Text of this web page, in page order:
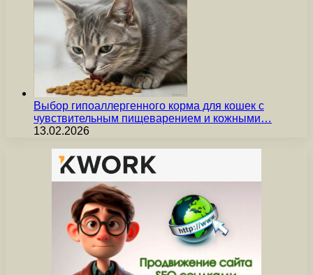
Выбор гипоаллергенного корма для кошек с
чувствительным пищеварением и кожными…
13.02.2026